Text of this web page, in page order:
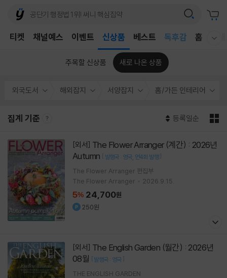
채널예스 이벤트 신상품 베스트
독후감
홈 국
티켓
주목할 신상품 새로 나온 상품
외국도서 해외잡지 서양잡지 홈/가든 인테리어
집계 기준 등록일순
[외서]
Autumn [ 발행국 : 영국 연4회 발행 ]
The Flower Arranger 편집부
The Flower Arranger
2026.9.15.
5% 24,700원
250원
[외서]
08월 [ 발행국 : 영국 ]
THE ENGLISH GARDEN